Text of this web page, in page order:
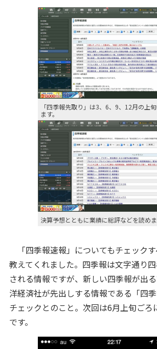
「四季報先取り」は3、6、9、12月の上
ます。
決算予想とともに業績に総評などを読めま
「四季報速報」についてもチェック
教えてくれました。四季報は文字通り
される情報ですが、新しい四季報が出
洋経済社が先出しする情報である「四
チェックとのこと。次回は6月上旬ごろ
です。